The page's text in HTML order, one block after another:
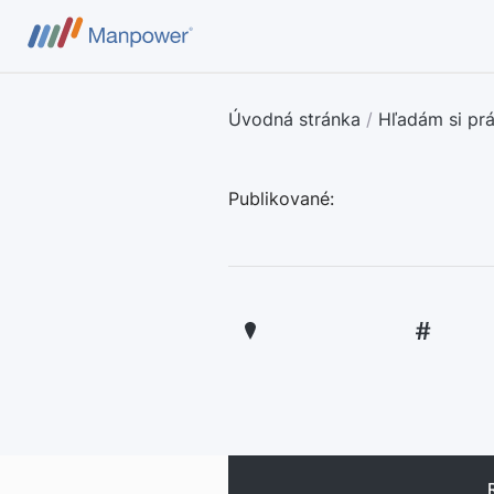
Úvodná stránka / Hľadám si
Publikované: